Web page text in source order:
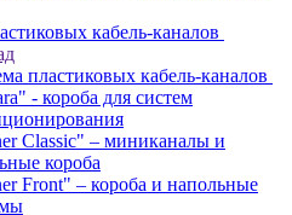
кабель-каналов
пластиковых кабель-каналов
- короба для систем
Classic" – миниканалы и
короба
Front" – короба и напольные